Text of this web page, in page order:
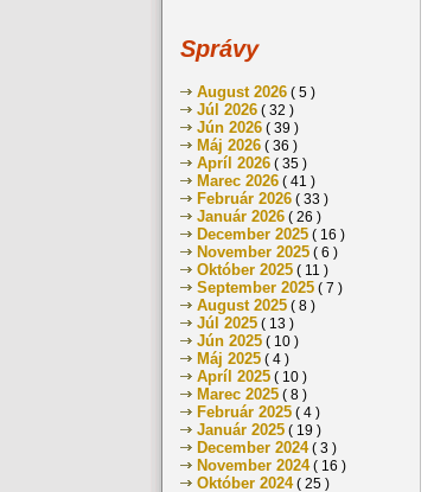
Správy
August 2026 ( 5 )
Júl 2026 ( 32 )
Jún 2026 ( 39 )
Máj 2026 ( 36 )
Apríl 2026 ( 35 )
Marec 2026 ( 41 )
Február 2026 ( 33 )
Január 2026 ( 26 )
December 2025 ( 16 )
November 2025 ( 6 )
Október 2025 ( 11 )
September 2025 ( 7 )
August 2025 ( 8 )
Júl 2025 ( 13 )
Jún 2025 ( 10 )
Máj 2025 ( 4 )
Apríl 2025 ( 10 )
Marec 2025 ( 8 )
Február 2025 ( 4 )
Január 2025 ( 19 )
December 2024( 3 )
November 2024( 16 )
Október 2024( 25 )